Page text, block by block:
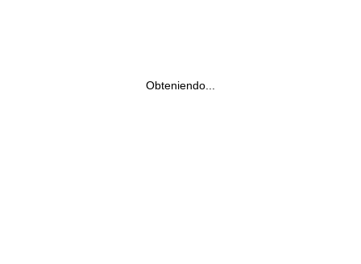
Obteniendo...